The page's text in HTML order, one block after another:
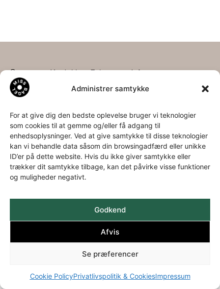
Administrer samtykke
For at give dig den bedste oplevelse bruger vi teknologier
som cookies til at gemme og/eller få adgang til
enhedsoplysninger. Ved at give samtykke til disse teknologier
kan vi behandle data såsom din browsingadfærd eller unikke
ID’er på dette website. Hvis du ikke giver samtykke eller
trækker dit samtykke tilbage, kan det påvirke visse funktioner
og muligheder negativt.
Godkend
Afvis
Se præferencer
Cookie PolicyPrivatlivspolitik & CookiesImpressum
Om os
Om os
historien
Download
kataloger
Kontakt
Bagel
ApS
Aa.
Louis-
Hansens
Allé 2
Espergærde
22 35 94
info@missbagel.dk
Følg os
LinkedIn
Instagram
Info
Privatspolitik
Cookies